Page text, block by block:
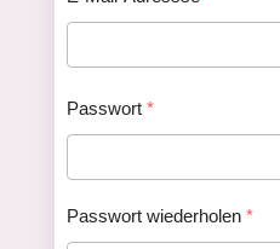
Passwort *
Passwort wiederholen *